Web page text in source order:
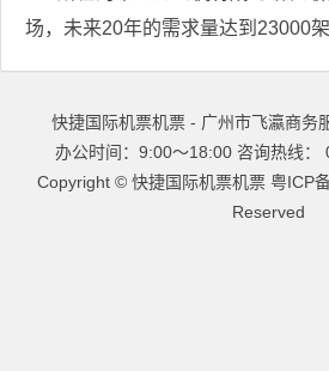
场，未来20年的需求量达到23000
快捷国际机票机票 - 广州市飞瀛商务
办公时间：9:00～18:00 咨询热线：
Copyright © 快捷国际机票机票 粤ICP
Reserved